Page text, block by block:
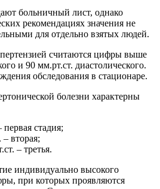
больничный лист, однако
рекомендациях значения не
для отдельно взятых людей.
считаются цифры выше
и 90 мм.рт.ст. диастолического.
обследования в стационаре.
болезни характерны
стадия;
вторая;
– третья.
индивидуально высокого
при которых проявляются